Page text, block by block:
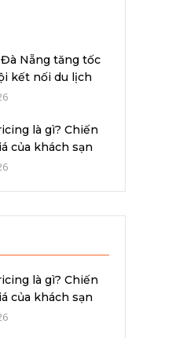
Nẵng tăng tốc
kết nối du lịch
là gì? Chiến
của khách sạn
là gì? Chiến
của khách sạn